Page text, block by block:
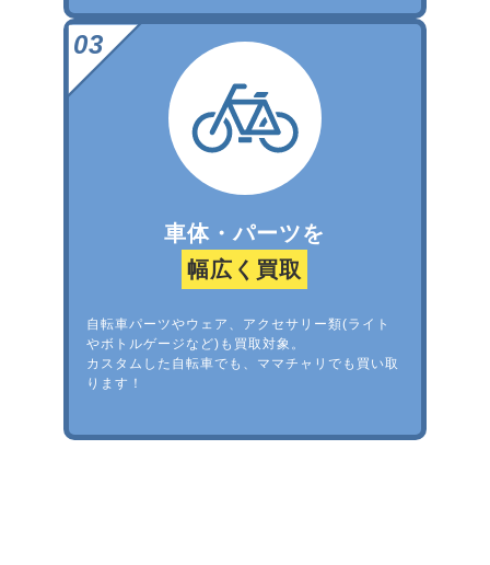
車体・パーツを
幅広く買取
自転車パーツやウェア、アクセサリー類(ライト
やボトルゲージなど)も買取対象。
カスタムした自転車でも、ママチャリでも買い取
ります！